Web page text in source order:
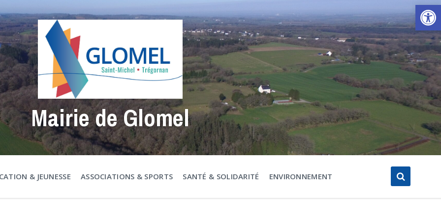
Ouvrir la barre d’outils
Mairie de Glomel
& JEUNESSE ASSOCIATIONS & SPORTS SANTÉ & SOLIDARITÉ ENVIRONNEMENT